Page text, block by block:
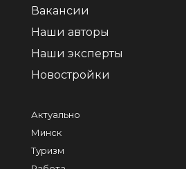
Вакансии
Наши авторы
Наши эксперты
Новостройки
Актуально
Минск
Туризм